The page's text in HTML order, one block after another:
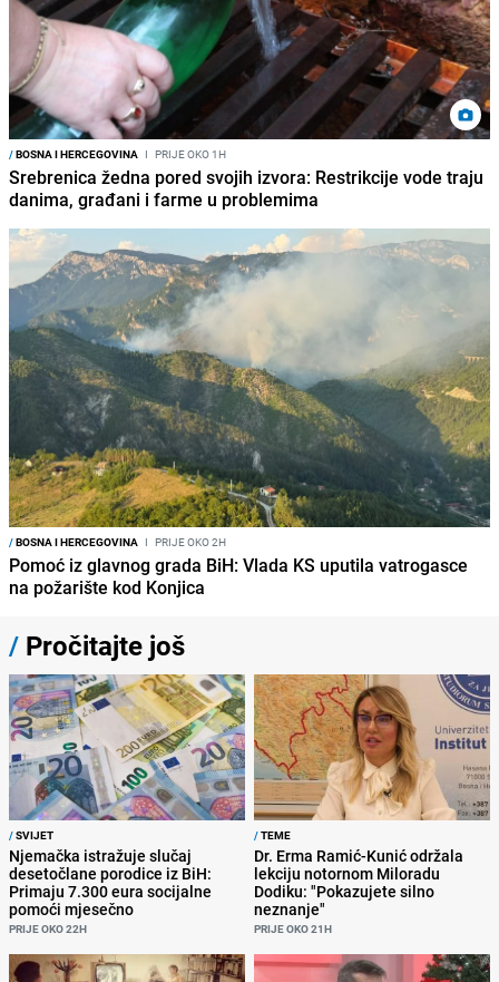
/BOSNA I HERCEGOVINA I PRIJE OKO 1H
Srebrenica žedna pored svojih izvora: Restrikcije vode traju
danima, građani i farme u problemima
/BOSNA I HERCEGOVINA I PRIJE OKO 2H
Pomoć iz glavnog grada BiH: Vlada KS uputila vatrogasce
na požarište kod Konjica
/ Pročitajte još
/SVIJET
Njemačka istražuje slučaj
desetočlane porodice iz BiH:
Primaju 7.300 eura socijalne
pomoći mjesečno
PRIJE OKO 22H
/TEME
Dr. Erma Ramić-Kunić održala
lekciju notornom Miloradu
Dodiku: "Pokazujete silno
neznanje"
PRIJE OKO 21H